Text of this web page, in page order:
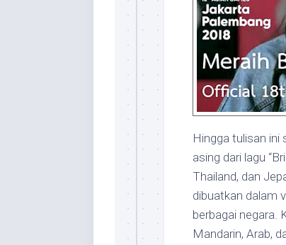
Hingga tulisan ini
asing dari lagu
Thailand, dan
dibuatkan dalam
berbagai negara.
Mandarin, Arab,